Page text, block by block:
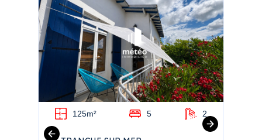
125m² 5 2